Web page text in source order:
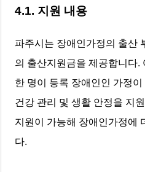
4.1. 지원 내용
파주시는 장애인가정의 출산
의 출산지원금을 제공합니다.
한 명이 등록 장애인인 가정
건강 관리 및 생활 안정을 지
지원이 가능해 장애인가정에
다.